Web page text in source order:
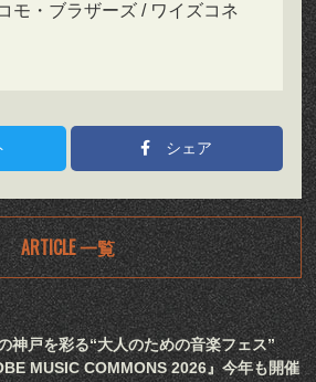
モ・ブラザーズ / ワイズコネ
シェア
ARTICLE 一覧
神戸を彩る“大人のための音楽フェス”
MUSIC COMMONS 2026』今年も開催